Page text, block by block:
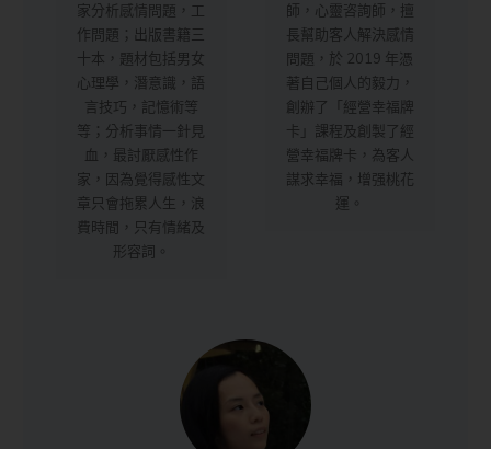
家分析感情問題，工
作問題；出版書籍三
十本，題材包括男女
心理學，潛意識，語
言技巧，記憶術等
等；分析事情一針見
血，最討厭感性作
家，因為覺得感性文
章只會拖累人生，浪
費時間，只有情緒及
形容詞。
師，心靈咨詢師，擅
長幫助客人解決感情
問題，於 2019 年憑
著自己個人的毅力，
創辦了「經營幸福牌
卡」課程及創製了經
營幸福牌卡，為客人
謀求幸福，增强桃花
運。